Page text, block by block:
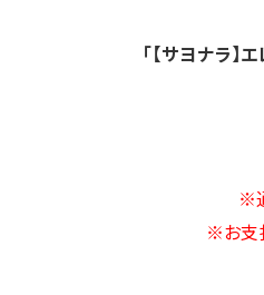
「【サヨナラ】
※
※お支